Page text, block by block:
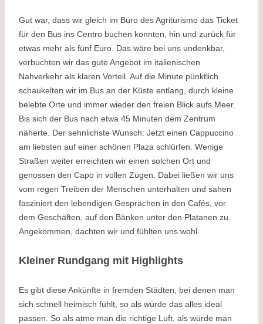
Gut war, dass wir gleich im Büro des Agriturismo das Ticket
für den Bus ins Centro buchen konnten, hin und zurück für
etwas mehr als fünf Euro. Das wäre bei uns undenkbar,
verbuchten wir das gute Angebot im italienischen
Nahverkehr als klaren Vorteil. Auf die Minute pünktlich
schaukelten wir im Bus an der Küste entlang, durch kleine
belebte Orte und immer wieder den freien Blick aufs Meer.
Bis sich der Bus nach etwa 45 Minuten dem Zentrum
näherte. Der sehnlichste Wunsch: Jetzt einen Cappuccino
am liebsten auf einer schönen Plaza schlürfen. Wenige
Straßen weiter erreichten wir einen solchen Ort und
genossen den Capo in vollen Zügen. Dabei ließen wir uns
vom regen Treiben der Menschen unterhalten und sahen
fasziniert den lebendigen Gesprächen in den Cafés, vor
dem Geschäften, auf den Bänken unter den Platanen zu.
Angekommen, dachten wir und fühlten uns wohl.
Kleiner Rundgang mit Highlights
Es gibt diese Ankünfte in fremden Städten, bei denen man
sich schnell heimisch fühlt, so als würde das alles ideal
passen. So als atme man die richtige Luft, als würde man